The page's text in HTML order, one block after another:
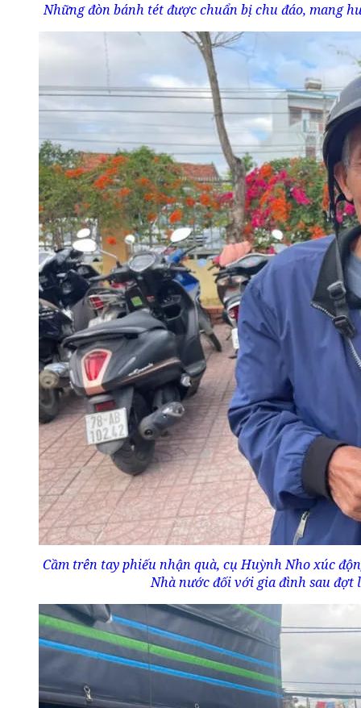
Những đòn bánh tét được chuẩn bị chu đáo, mang
Cầm trên tay phiếu nhận quà, cụ Huỳnh Nho xúc
Nhà nước đối với gia đình sau đợt